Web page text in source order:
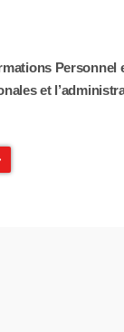
et